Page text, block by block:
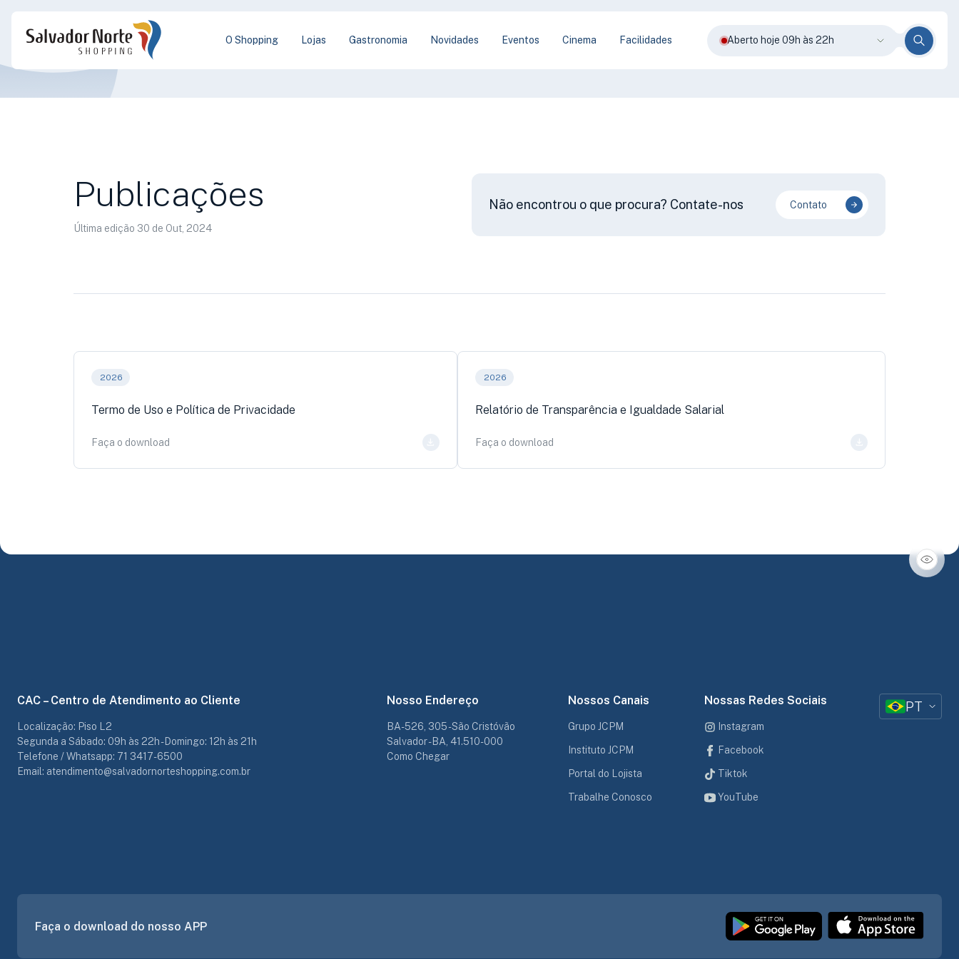
O Shopping Lojas Gastronomia Novidades Eventos Cinema Facilidades Aberto hoje 09h às 22h
Publicações
Última edição 30 de Out, 2024
Não encontrou o que procura? Contate-nos Contato
2026
Termo de Uso e Política de Privacidade
Faça o download
2026
Relatório de Transparência e Igualdade Salarial
Faça o download
CAC – Centro de Atendimento ao Cliente
Localização: Piso L2
Segunda a Sábado: 09h às 22h - Domingo: 12h às 21h
Telefone / Whatsapp: 71 3417-6500
Email: atendimento@salvadornorteshopping.com.br
Nosso Endereço
BA-526, 305 - São Cristóvão
Salvador - BA, 41.510-000
Como Chegar
Nossos Canais
Grupo JCPM
Instituto JCPM
Portal do Lojista
Trabalhe Conosco
Nossas Redes Sociais
Instagram
Facebook
Tiktok
YouTube
PT
Faça o download do nosso APP